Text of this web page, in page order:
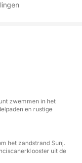
zijn
zwemmen in het
en rustige
het zandstrand Sunj.
uit de